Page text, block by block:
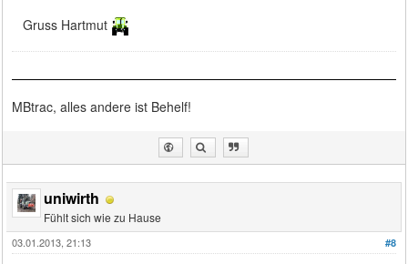
Gruss Hartmut
MBtrac, alles andere ist Behelf!
uniwirth
Fühlt sich wie zu Hause
#8
03.01.2013, 21:13